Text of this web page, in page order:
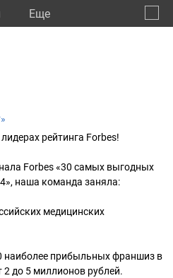
Eще
рейтинга Forbes!
Forbes «30 самых выгодных
наша команда заняла:
медицинских
наиболее прибыльных франшиз в
2 до 5 миллионов рублей.